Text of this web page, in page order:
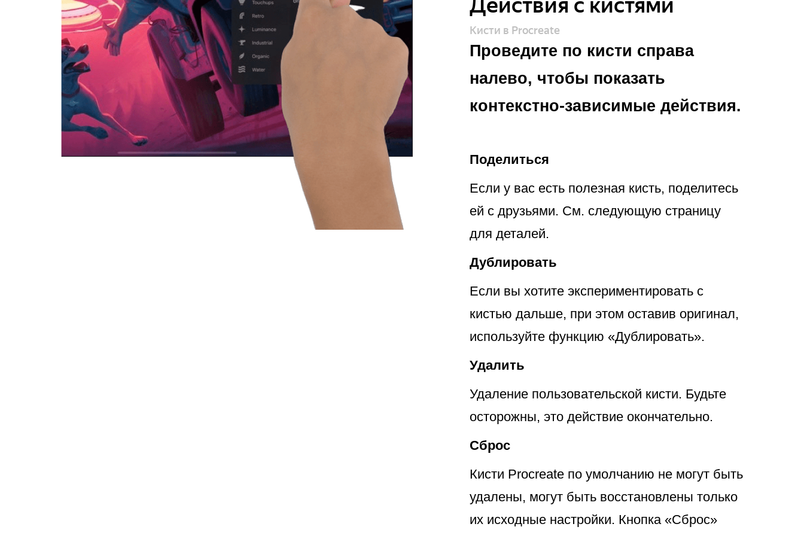
Действия с кистями
Кисти в Procreate
Проведите по кисти справа
налево, чтобы показать
контекстно-зависимые действия.
Поделиться
Если у вас есть полезная кисть, поделитесь
ей с друзьями. См. следующую страницу
для деталей.
Дублировать
Если вы хотите экспериментировать с
кистью дальше, при этом оставив оригинал,
используйте функцию «Дублировать».
Удалить
Удаление пользовательской кисти. Будьте
осторожны, это действие окончательно.
Сброс
Кисти Procreate по умолчанию не могут быть
удалены, могут быть восстановлены только
их исходные настройки. Кнопка «Сброс»